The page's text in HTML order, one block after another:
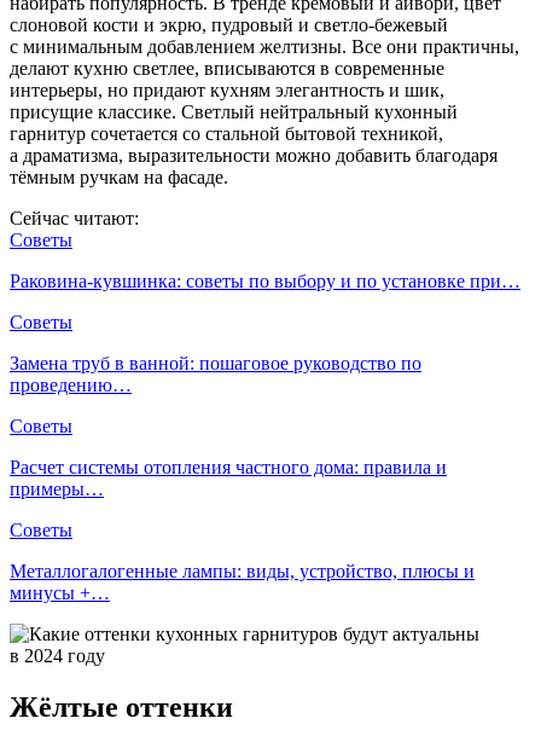
слоновой кости и экрю, пудровый и светло-бежевый
с минимальным добавлением желтизны. Все они практичны,
делают кухню светлее, вписываются в современные
интерьеры, но придают кухням элегантность и шик,
присущие классике. Светлый нейтральный кухонный
гарнитур сочетается со стальной бытовой техникой,
а драматизма, выразительности можно добавить благодаря
тёмным ручкам на фасаде.
Сейчас читают:
Советы
Раковина-кувшинка: советы по выбору и по установке при…
Советы
Замена труб в ванной: пошаговое руководство по
проведению…
Советы
Расчет системы отопления частного дома: правила и
примеры…
Советы
Металлогалогенные лампы: виды, устройство, плюсы и
минусы +…
Жёлтые оттенки